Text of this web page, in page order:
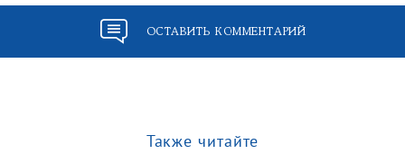
ОСТАВИТЬ КОММЕНТАРИЙ
Также читайте